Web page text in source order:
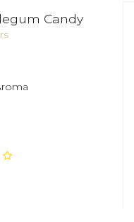
Candy